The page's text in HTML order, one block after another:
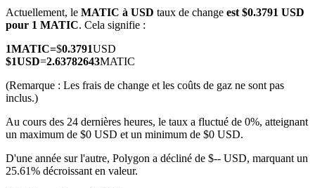
TradFi
Produits dérivés sur actions, forex, métaux précieux et matières
premières
Actuellement, le MATIC à USD taux de change est $0.3791 USD
pour 1 MATIC. Cela signifie :
1MATIC=$0.3791USD
$1USD=2.63782643MATIC
(Remarque : Les frais de change et les coûts de gaz ne sont pas
inclus.)
Au cours des 24 dernières heures, le taux a fluctué de 0%, atteignant
un maximum de $0 USD et un minimum de $0 USD.
D'une année sur l'autre, Polygon a décliné de $-- USD, marquant un
25.61% décroissant en valeur.